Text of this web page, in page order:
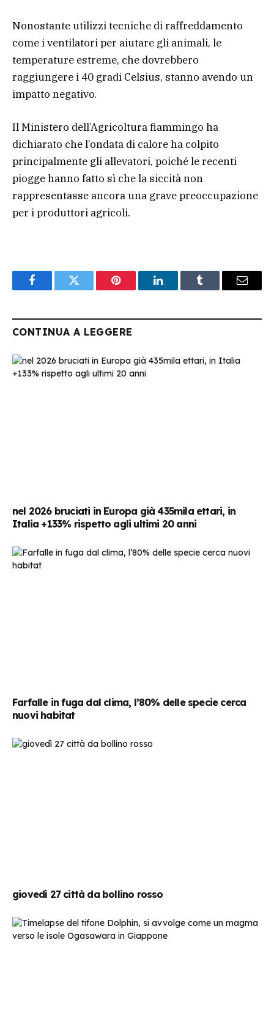
Nonostante utilizzi tecniche di raffreddamento
come i ventilatori per aiutare gli animali, le
temperature estreme, che dovrebbero
raggiungere i 40 gradi Celsius, stanno avendo un
impatto negativo.
Il Ministero dell’Agricoltura fiammingo ha
dichiarato che l’ondata di calore ha colpito
principalmente gli allevatori, poiché le recenti
piogge hanno fatto sì che la siccità non
rappresentasse ancora una grave preoccupazione
per i produttori agricoli.
FacebookTwitter Pinterest LinkedInTumblr Email
CONTINUA A LEGGERE
nel 2026 bruciati in Europa già 435mila ettari, in
Italia +133% rispetto agli ultimi 20 anni
Farfalle in fuga dal clima, l’80% delle specie cerca
nuovi habitat
giovedì 27 città da bollino rosso